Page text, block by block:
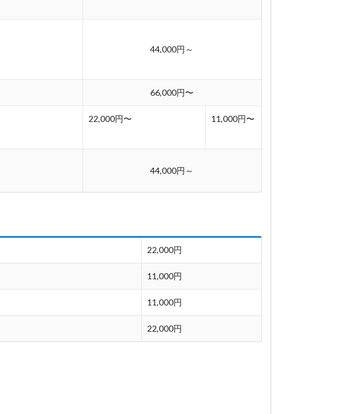
44,000円～
66,000円〜
22,000円〜 11,000円〜
44,000円～
22,000円
11,000円
11,000円
22,000円